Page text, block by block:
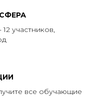
участников,
все обучающие